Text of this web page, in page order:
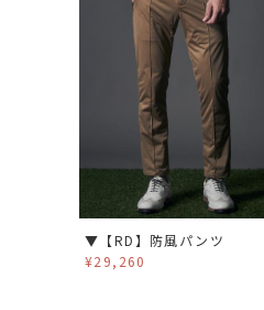
▼【RD】防風パンツ
¥29,260